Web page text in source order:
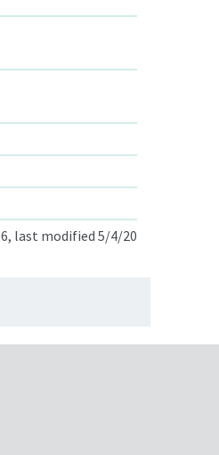
last modified 5/4/20